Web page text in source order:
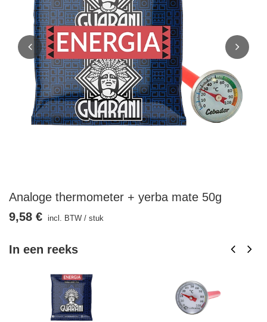
Analoge thermometer + yerba mate 50g
In een reeks
9,58 € incl. BTW / stuk